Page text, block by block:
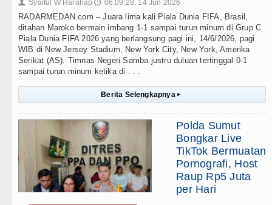
👤 Syaiful W Harahap 🕔 06:09:28, 14 Jun 2026
RADARMEDAN.com – Juara lima kali Piala Dunia FIFA, Brasil,
ditahan Maroko bermain imbang 1-1 sampai turun minum di Grup C
Piala Dunia FIFA 2026 yang berlangsung pagi ini, 14/6/2026, pagi
WIB di New Jersey Stadium, New York City, New York, Amerika
Serikat (AS). Timnas Negeri Samba justru duluan tertinggal 0-1
sampai turun minum ketika di . . .
Berita Selengkapnya ▸
Polda Sumut
Bongkar Live
TikTok Bermuatan
Pornografi, Host
Raup Rp5 Juta
per Hari